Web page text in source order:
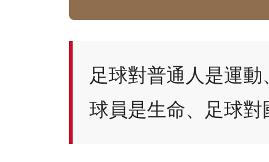
足球對普通人是運
球員是生命、足球